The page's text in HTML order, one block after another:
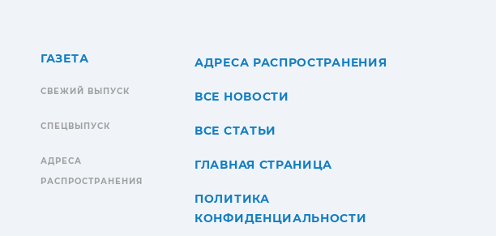
ГАЗЕТА
СВЕЖИЙ ВЫПУСК
СПЕЦВЫПУСК
АДРЕСА
РАСПРОСТРАНЕНИЯ
АДРЕСА РАСПРОСТРАНЕНИЯ
ВСЕ НОВОСТИ
ВСЕ СТАТЬИ
ГЛАВНАЯ СТРАНИЦА
ПОЛИТИКА
КОНФИДЕНЦИАЛЬНОСТИ